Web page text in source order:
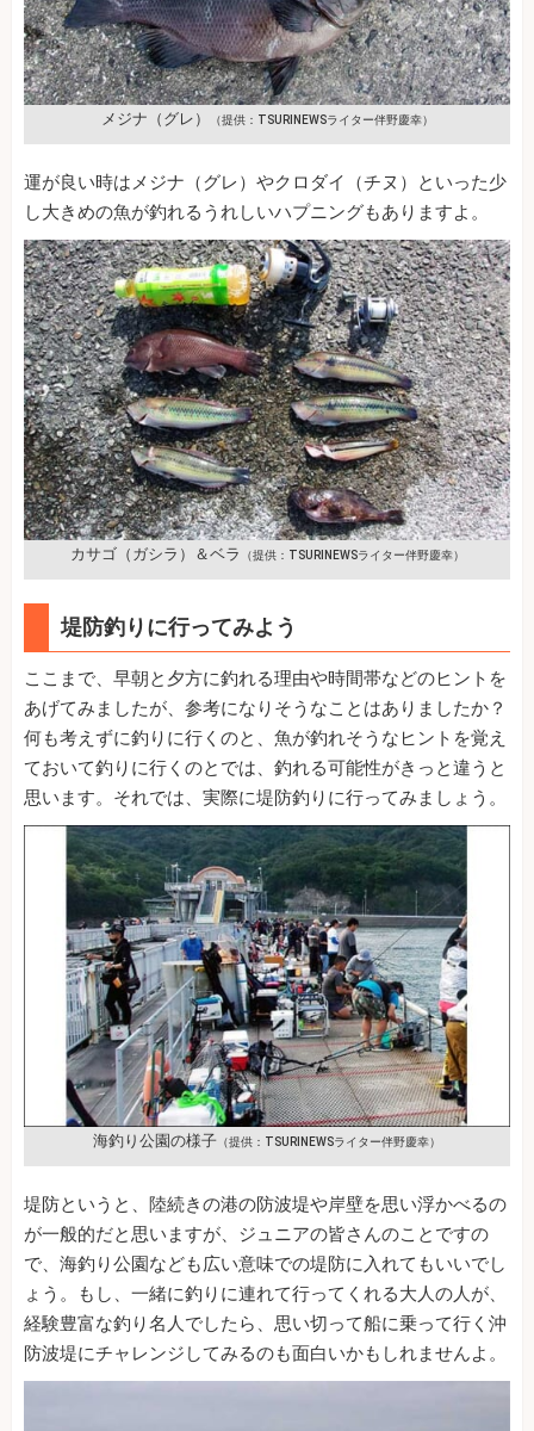
メジナ（グレ） （提供：TSURINEWSライター伴野慶幸）
運が良い時はメジナ（グレ）やクロダイ（チヌ）といった少
し大きめの魚が釣れるうれしいハプニングもありますよ。
カサゴ（ガシラ）＆ベラ （提供：TSURINEWSライター伴野慶幸）
堤防釣りに行ってみよう
ここまで、早朝と夕方に釣れる理由や時間帯などのヒントを
あげてみましたが、参考になりそうなことはありましたか？
何も考えずに釣りに行くのと、魚が釣れそうなヒントを覚え
ておいて釣りに行くのとでは、釣れる可能性がきっと違うと
思います。それでは、実際に堤防釣りに行ってみましょう。
海釣り公園の様子 （提供：TSURINEWSライター伴野慶幸）
堤防というと、陸続きの港の防波堤や岸壁を思い浮かべるの
が一般的だと思いますが、ジュニアの皆さんのことですの
で、海釣り公園なども広い意味での堤防に入れてもいいでし
ょう。もし、一緒に釣りに連れて行ってくれる大人の人が、
経験豊富な釣り名人でしたら、思い切って船に乗って行く沖
防波堤にチャレンジしてみるのも面白いかもしれませんよ。